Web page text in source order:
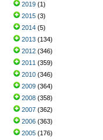
2019 (1)
2015 (3)
2014 (5)
2013 (134)
2012 (346)
2011 (359)
2010 (346)
2009 (364)
2008 (358)
2007 (362)
2006 (363)
2005 (176)